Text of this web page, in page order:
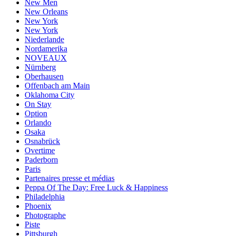
New Men
New Orleans
New York
New York
Niederlande
Nordamerika
NOVEAUX
Nürnberg
Oberhausen
Offenbach am Main
Oklahoma City
On Stay
Option
Orlando
Osaka
Osnabrück
Overtime
Paderborn
Paris
Partenaires presse et médias
Peppa Of The Day: Free Luck & Happiness
Philadelphia
Phoenix
Photographe
Piste
Pittsburgh